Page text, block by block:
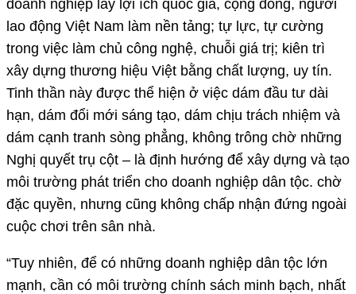
doanh nghiệp lấy lợi ích quốc gia, cộng đồng, người
lao động Việt Nam làm nền tảng; tự lực, tự cường
trong việc làm chủ công nghệ, chuỗi giá trị; kiên trì
xây dựng thương hiệu Việt bằng chất lượng, uy tín.
Tinh thần này được thể hiện ở việc dám đầu tư dài
hạn, dám đổi mới sáng tạo, dám chịu trách nhiệm và
dám cạnh tranh sòng phẳng, không trông chờ những
Nghị quyết trụ cột – là định hướng để xây dựng và tạo
môi trường phát triển cho doanh nghiệp dân tộc. chờ
đặc quyền, nhưng cũng không chấp nhận đứng ngoài
cuộc chơi trên sân nhà.
“Tuy nhiên, để có những doanh nghiệp dân tộc lớn
mạnh, cần có môi trường chính sách minh bạch, nhất